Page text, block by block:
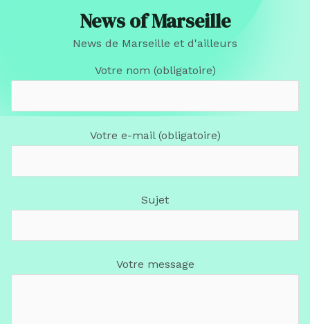
News of Marseille
News de Marseille et d'ailleurs
Votre nom (obligatoire)
Votre e-mail (obligatoire)
Sujet
Votre message